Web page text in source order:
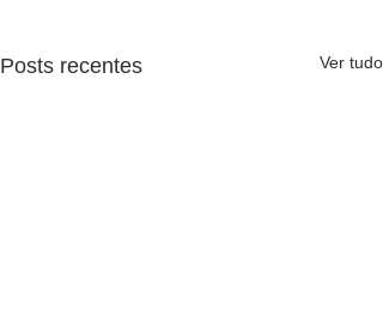
Posts recentes Ver tudo